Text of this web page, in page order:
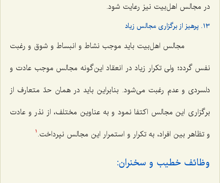
در مجالس اهل‌بیت نیز رعایت شود.
١٣. پرهیز از برگزاری مجالس زیاد
مجالس اهل‌بیت باید موجب نشاط و انبساط و شوق و رغبت
نفس گردد؛ ولی تکرار زیاد در انعقاد این‌گونه مجالس موجب عادت و
دلسردی و عدم رغبت می‌شود. بنابراین باید در همان حدّ متعارف از
برگزاری این مجالس اکتفا نمود و به عناوین مختلف، از نذر و عادت
و تظاهر بین افراد، به تکرار و استمرار این مجالس نپرداخت. 1
وظائف خطیب و سخنران: